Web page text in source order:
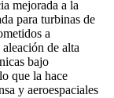
mejorada a la
para turbinas de
a
aleación de alta
bajo
que la hace
y aeroespaciales